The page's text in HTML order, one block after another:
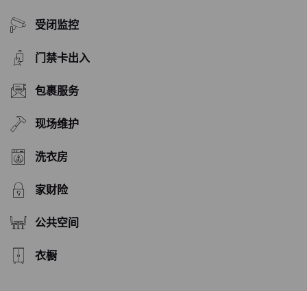
受闭监控
门禁卡出入
包裹服务
现场维护
洗衣房
家财险
公共空间
衣橱